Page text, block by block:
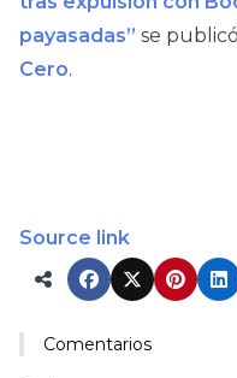
payasadas” se
Cero.
Source link
Comentarios